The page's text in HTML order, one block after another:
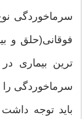
سرماخوردگی
فوقانی(حلق و
ترین بیماری
سرماخوردگی را
باید توجه